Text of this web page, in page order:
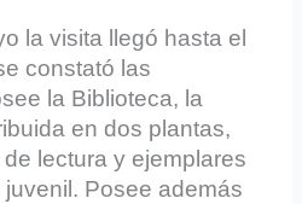
la visita llegó hasta el
constató las
la Biblioteca, la
en dos plantas,
lectura y ejemplares
Posee además